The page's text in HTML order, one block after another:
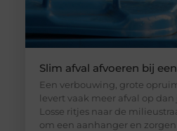
Slim afval afvoeren bij
Een verbouwing, grote
levert vaak meer afval op dan
Losse ritjes naar de
om een aanhanger en